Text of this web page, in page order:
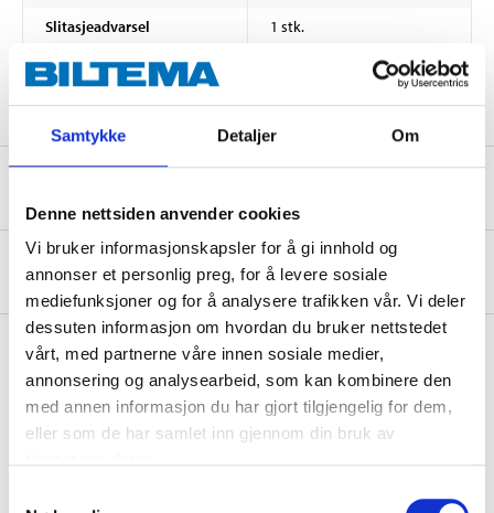
Samtykke Detaljer Om
Denne nettsiden anvender cookies
Vi bruker informasjonskapsler for å gi innhold og
annonser et personlig preg, for å levere sosiale
mediefunksjoner og for å analysere trafikken vår. Vi deler
dessuten informasjon om hvordan du bruker nettstedet
vårt, med partnerne våre innen sosiale medier,
annonsering og analysearbeid, som kan kombinere den
med annen informasjon du har gjort tilgjengelig for dem,
eller som de har samlet inn gjennom din bruk av
Slitasjeadvarsel
1 stk.
Brems
Om produsenten
Kjøp & Hent
Kjøp & Hent i ditt varehus.